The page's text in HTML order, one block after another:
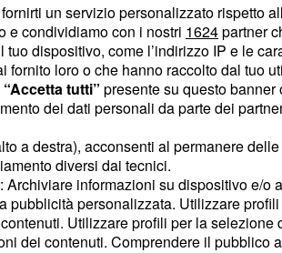
i
un servizio personalizzato rispetto
e condividiamo con i nostri 1624partner
dispositivo, come l’indirizzo IP e le
loro o che hanno raccolto dal tuo
“Accetta tutti” presente su questo
dei dati personali da parte dei
a destra), acconsenti al permanere
diversi dai tecnici.
informazioni su dispositivo e/o
personalizzata. Utilizzare
Utilizzare profili per la selezione
dei contenuti. Comprendere il pubblico